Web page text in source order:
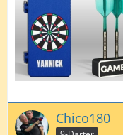
Chico180